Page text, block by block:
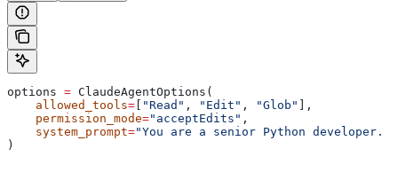
options = ClaudeAgentOptions(
    allowed_tools
= [ "Read" , "Edit" , "Glob" ],
    permission_mode
="acceptEdits" ,
    system_prompt
="You are a senior Python
)